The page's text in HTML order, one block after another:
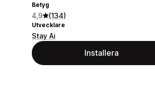
Betyg
4,9 (134)
Utvecklare
Stay Ai
Installera